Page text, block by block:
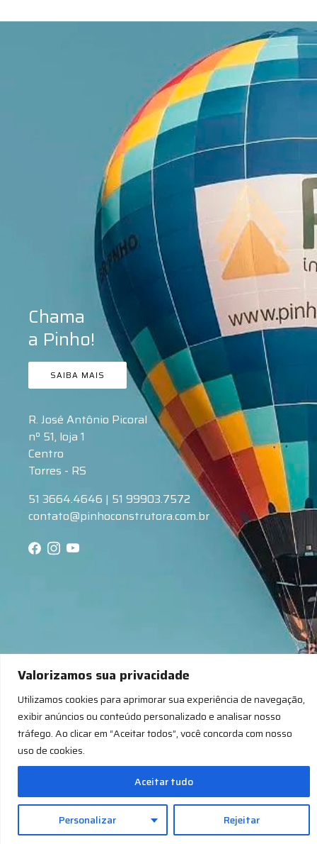
Valorizamos sua privacidade
Utilizamos cookies para aprimorar sua experiência de navegação,
exibir anúncios ou conteúdo personalizado e analisar nosso
tráfego. Ao clicar em “Aceitar todos”, você concorda com nosso
uso de cookies.
Personalizar Rejeitar
Aceitar tudo
Chama
a Pinho!
SAIBA MAIS
R. José Antônio Picoral
nº 51, loja 1
Centro
Torres - RS
51 3664.4646 | 51 99903.7572
contato@pinhoconstrutora.com.br
Desenvolvido porHugs - Agência de Publicidade
Política de Privacidade
Política de Cookies